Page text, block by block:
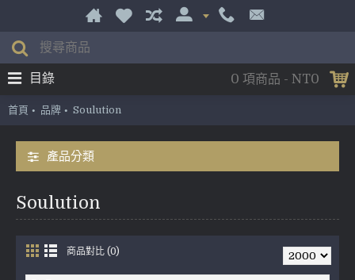
0 項商品 - NT0
目錄
首頁 品牌 Soulution
產品分類
Soulution
商品對比 (0)